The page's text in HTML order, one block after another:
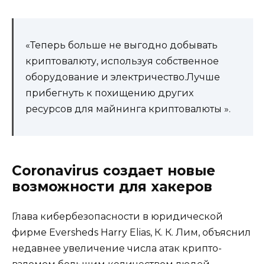
«Теперь больше не выгодно добывать
криптовалюту, используя собственное
оборудование и электричество.Лучше
прибегнуть к похищению других
ресурсов для майнинга криптовалюты ».
Coronavirus создает новые
возможности для хакеров
Глава кибербезопасности в юридической
фирме Eversheds Harry Elias, К. К. Лим, объяснил
недавнее увеличение числа атак крипто-